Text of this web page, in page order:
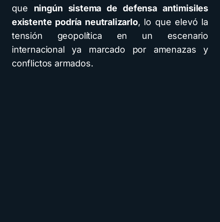
que ningún sistema de defensa antimisiles
existente podría neutralizarlo, lo que elevó la
tensión geopolítica en un escenario
internacional ya marcado por amenazas y
conflictos armados.